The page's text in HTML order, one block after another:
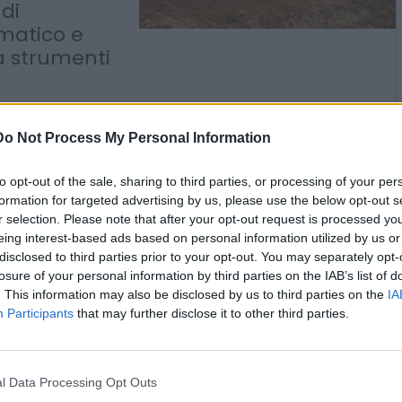
Not Process My Personal Information
opt-out of the sale, sharing to third parties, or processing of your
for targeted advertising by us, please use the below opt-out
selection. Please note that after your opt-out request is processed
interest-based ads based on personal information utilized by us
to third parties prior to your opt-out. You may separately
of your personal information by third parties on the IAB’s list of
This information may also be disclosed by us to third parties on the
Participants that may further disclose it to other third parties.
Data Processing Opt Outs
e
strumenti
2